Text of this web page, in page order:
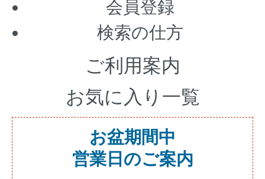
会員登録
検索の仕方
ご利用案内
お気に入り一覧
お盆期間中
営業日のご案内